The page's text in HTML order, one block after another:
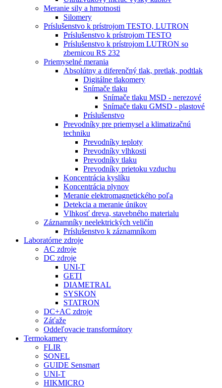
Meranie sily a hmotnosti
Silomery
Príslušenstvo k prístrojom TESTO, LUTRON
Príslušenstvo k prístrojom TESTO
Príslušenstvo k prístrojom LUTRON so
zbernicou RS 232
Priemyselné merania
Absolútny a diferenčný tlak, pretlak, podtlak
Digitálne tlakomery
Snímače tlaku
Snímače tlaku MSD - nerezové
Snímače tlaku GMSD - plastové
Príslušenstvo
Prevodníky pre priemysel a klimatizačnú
techniku
Prevodníky teploty
Prevodníky vlhkosti
Prevodníky tlaku
Prevodníky prietoku vzduchu
Koncentrácia kyslíku
Koncentrácia plynov
Meranie elektromagnetického poľa
Detekcia a meranie únikov
Vlhkosť dreva, stavebného materialu
Záznamníky neelektrických veličín
Príslušenstvo k záznamníkom
Laboratórne zdroje
AC zdroje
DC zdroje
UNI-T
GETI
DIAMETRAL
SYSKON
STATRON
DC+AC zdroje
Záťaže
Oddeľovacie transformátory
Termokamery
FLIR
SONEL
GUIDE Sensmart
UNI-T
HIKMICRO